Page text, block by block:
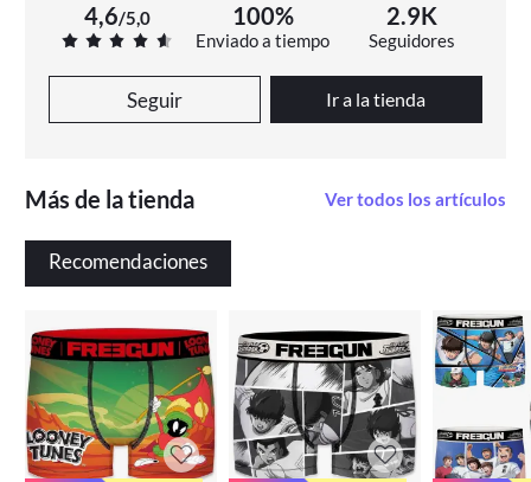
4,6/5,0 100%
Enviado a tiempo
2.9K
Seguidores
Seguir Ir a la tienda
Más de la tienda Ver todos los artículos
Recomendaciones